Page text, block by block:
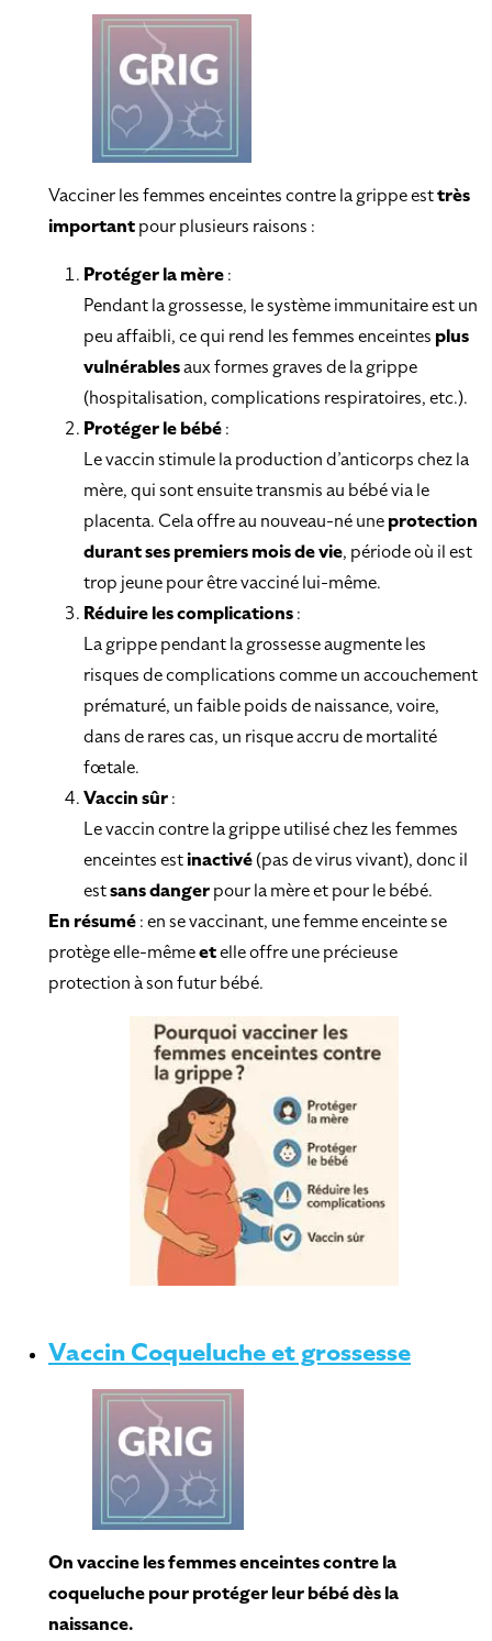
Vacciner les femmes enceintes contre la grippe esttrès
importantpour plusieurs raisons :
Protéger la mère:
Pendant la grossesse, le système immunitaire est un
peu affaibli, ce qui rend les femmes enceintes plus
vulnérablesaux formes graves de la grippe
(hospitalisation, complications respiratoires, etc.).
Protéger le bébé:
Le vaccin stimule la production d’anticorps chez la
mère, qui sont ensuite transmis au bébé via le
placenta. Cela offre au nouveau-né uneprotection
durant ses premiers mois de vie, période où il est
trop jeune pour être vacciné lui-même.
Réduire les complications:
La grippe pendant la grossesse augmente les
risques de complications comme un accouchement
prématuré, un faible poids de naissance, voire,
dans de rares cas, un risque accru de mortalité
fœtale.
Vaccin sûr:
Le vaccin contre la grippe utilisé chez les femmes
enceintes estinactivé(pas de virus vivant), donc il
estsans dangerpour la mère et pour le bébé.
En résumé: en se vaccinant, une femme enceinte se
protège elle-mêmeetelle offre une précieuse
protection à son futur bébé.
Vaccin Coqueluche et grossesse
On vaccine les femmes enceintes contre la
coqueluche pour protéger leur bébé dès la
naissance.